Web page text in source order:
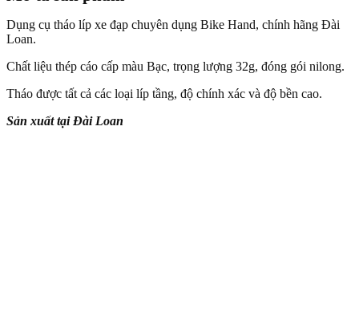
Dụng cụ tháo líp xe đạp chuyên dụng Bike Hand, chính hãng Đài
Loan.
Chất liệu thép cáo cấp màu Bạc, trọng lượng 32g, đóng gói nilong.
Tháo được tất cả các loại líp tầng, độ chính xác và độ bền cao.
Sản xuất tại Đài Loan